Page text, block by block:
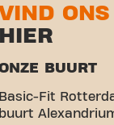
ONS
HIER
BUURT
Basic-Fit
buurt